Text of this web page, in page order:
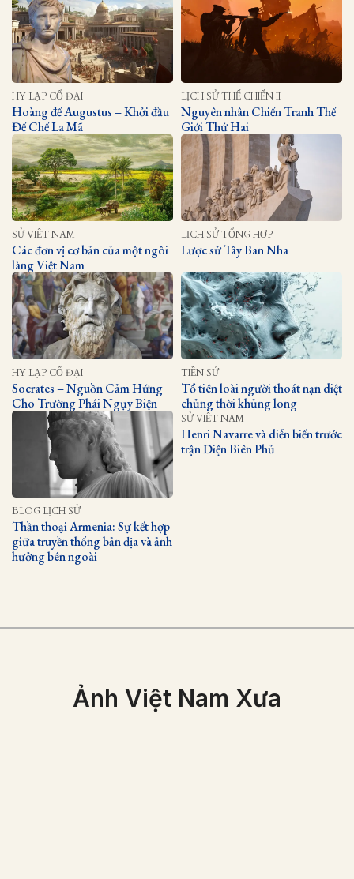
HY LẠP CỔ ĐẠI
Hoàng đế Augustus – Khởi đầu
Đế Chế La Mã
LỊCH SỬ THẾ CHIẾN II
Nguyên nhân Chiến Tranh Thế
Giới Thứ Hai
SỬ VIỆT NAM
Các đơn vị cơ bản của một ngôi
làng Việt Nam
LỊCH SỬ TỔNG HỢP
Lược sử Tây Ban Nha
HY LẠP CỔ ĐẠI
Socrates – Nguồn Cảm Hứng
Cho Trường Phái Ngụy Biện
TIỀN SỬ
Tổ tiên loài người thoát nạn diệt
chủng thời khủng long
BLOG LỊCH SỬ
Thần thoại Armenia: Sự kết hợp
giữa truyền thống bản địa và ảnh
hưởng bên ngoài
SỬ VIỆT NAM
Henri Navarre và diễn biến trước
trận Điện Biên Phủ
Ảnh Việt Nam Xưa